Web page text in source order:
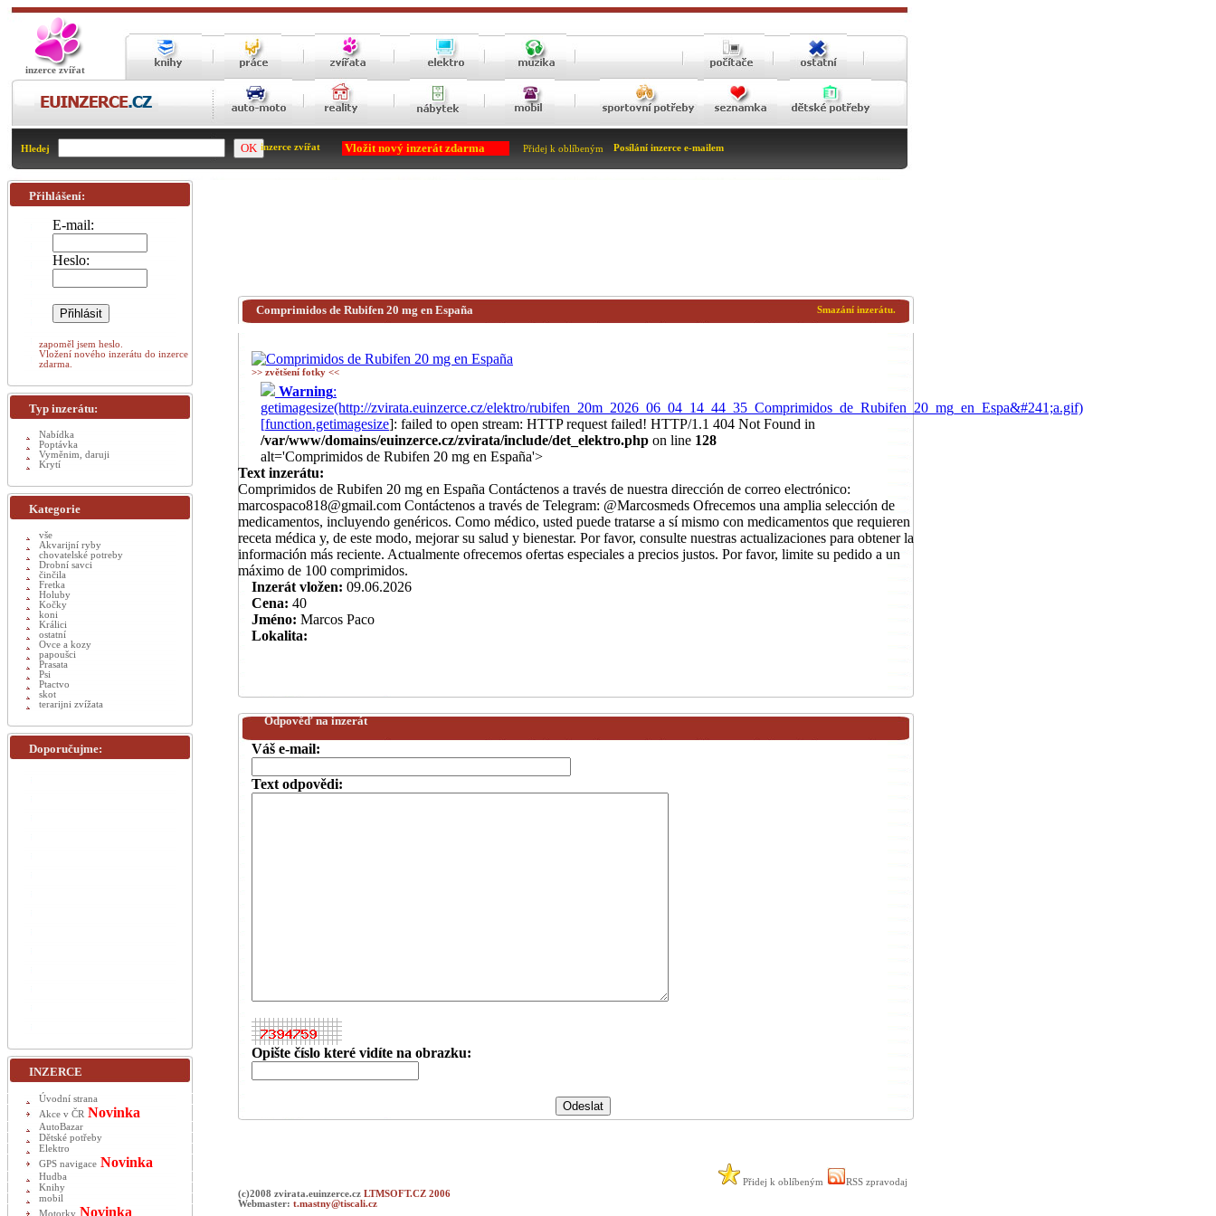
inzerce zvířat
Hledej inzerce zvířat Vložit nový inzerát zdarma Přidej k oblíbeným Posílání inzerce e-mailem
Smazání inzerátu.
Comprimidos de Rubifen 20 mg en España
>> zvětšení fotky <<
Warning:
getimagesize(http://zvirata.euinzerce.cz/elektro/rubifen_20m_2026_06_04_14_44_35_Comprimidos_de_Rubifen_20_mg_en_Espa&#241;a.gif)
[function.getimagesize]: failed to open stream: HTTP request failed! HTTP/1.1 404 Not Found in
/var/www/domains/euinzerce.cz/zvirata/include/det_elektro.php on line 128
alt='Comprimidos de Rubifen 20 mg en España'>
Text inzerátu:
Comprimidos de Rubifen 20 mg en España Contáctenos a través de nuestra dirección de correo electrónico:
marcospaco818@gmail.com Contáctenos a través de Telegram: @Marcosmeds Ofrecemos una amplia selección de
medicamentos, incluyendo genéricos. Como médico, usted puede tratarse a sí mismo con medicamentos que requieren
receta médica y, de este modo, mejorar su salud y bienestar. Por favor, consulte nuestras actualizaciones para obtener la
información más reciente. Actualmente ofrecemos ofertas especiales a precios justos. Por favor, limite su pedido a un
máximo de 100 comprimidos.
Inzerát vložen: 09.06.2026
Cena: 40
Jméno: Marcos Paco
Lokalita:
Odpověď na inzerát
Váš e-mail:
Text odpovědi:
Opište číslo které vidíte na obrazku:
Přidej k oblíbeným
RSS zpravodaj
(c)2008 zvirata.euinzerce.cz LTMSOFT.CZ 2006
Webmaster: t.mastny@tiscali.cz
Přihlášení:
E-mail:
Heslo:
zapoměl jsem heslo.
Vložení nového inzerátu do inzerce
zdarma.
Typ inzerátu:
Nabídka
Poptávka
Vyměnim, daruji
Krytí
Kategorie
vše
Akvarijní ryby
chovatelské potreby
Drobní savci
činčila
Fretka
Holuby
Kočky
koni
Králici
ostatní
Ovce a kozy
papoušci
Prasata
Psi
Ptactvo
skot
terarijni zvížata
Doporučujme:
INZERCE
Úvodní strana
Akce v ČR Novinka
AutoBazar
Dětské potřeby
Elektro
GPS navigace Novinka
Hudba
Knihy
mobil
Motorky Novinka